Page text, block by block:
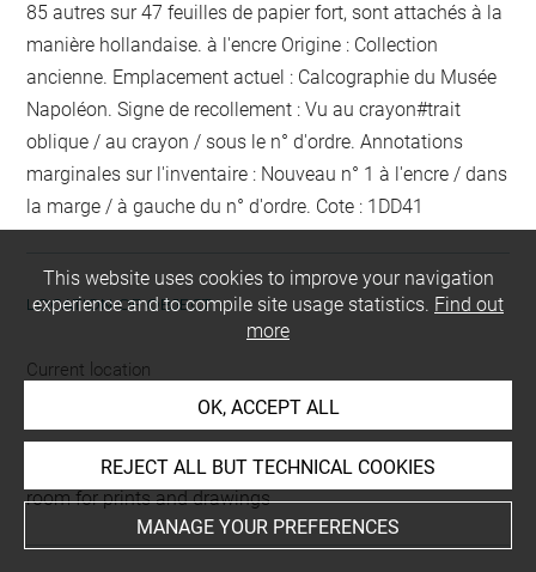
85 autres sur 47 feuilles de papier fort, sont attachés à la
manière hollandaise. à l'encre Origine : Collection
ancienne. Emplacement actuel : Calcographie du Musée
Napoléon. Signe de recollement :Vu au crayon#trait
oblique / au crayon / sous le n° d'ordre. Annotations
marginales sur l'inventaire : Nouveau n° 1 à l'encre / dans
la marge / à gauche du n° d'ordre. Cote : 1DD41
LOCATION OF OBJECT
Current location
This artwork is on view by appointment in the reference
room for prints and drawings
This website uses cookies to improve your navigation
experience and to compile site usage statistics. Find out
more
OK, ACCEPT ALL
REJECT ALL BUT TECHNICAL COOKIES
MANAGE YOUR PREFERENCES